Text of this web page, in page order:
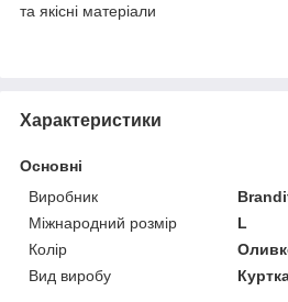
та якісні матеріали
Характеристики
Основні
Виробник
Міжнародний розмір
L
Колір
Вид виробу